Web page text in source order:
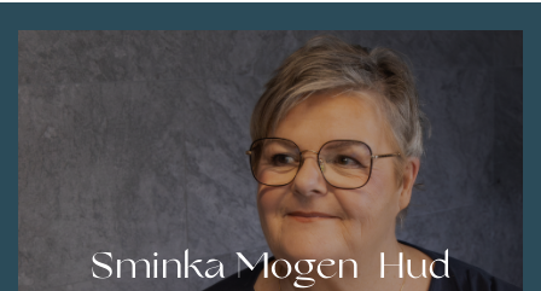
Sminka Mogen Hud